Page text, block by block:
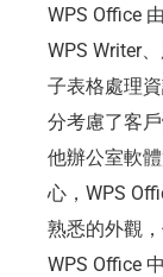
WPS Office
WPS Writer
子表格處理
分考慮了客
他辦公室軟
心，WPS
熟悉的外觀
WPS Office